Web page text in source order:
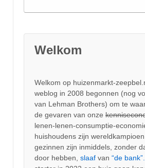
Welkom
Welkom op huizenmarkt-
weblog in 2008 begonnen (nog
van Lehman Brothers) om te
de gevaren van onze
lenen-lenen-consumptie-
huishoudens zijn
gezinnen zijn inmiddels, zonder
door hebben, slaaf van “de bank”.